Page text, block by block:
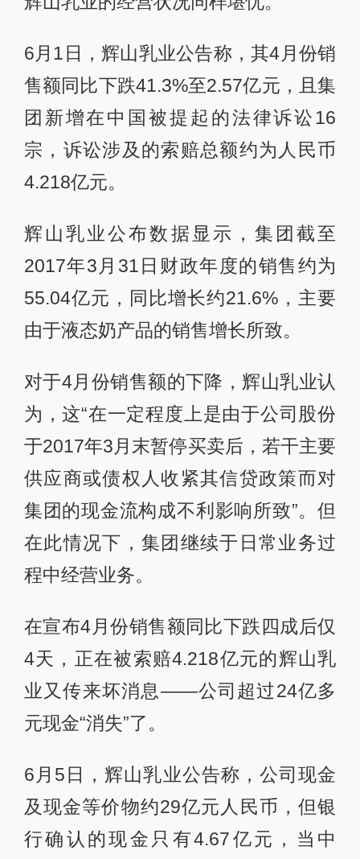
6月1日，辉山乳业公告称，其4月份销
售额同比下跌41.3%至2.57亿元，且集
团新增在中国被提起的法律诉讼16
宗，诉讼涉及的索赔总额约为人民币
4.218亿元。
辉山乳业公布数据显示，集团截至
2017年3月31日财政年度的销售约为
55.04亿元，同比增长约21.6%，主要
由于液态奶产品的销售增长所致。
对于4月份销售额的下降，辉山乳业认
为，这“在一定程度上是由于公司股份
于2017年3月末暂停买卖后，若干主要
供应商或债权人收紧其信贷政策而对
集团的现金流构成不利影响所致”。但
在此情况下，集团继续于日常业务过
程中经营业务。
在宣布4月份销售额同比下跌四成后仅
4天，正在被索赔4.218亿元的辉山乳
业又传来坏消息——公司超过24亿多
元现金“消失”了。
6月5日，辉山乳业公告称，公司现金
及现金等价物约29亿元人民币，但银
行确认的现金只有4.67亿元，当中